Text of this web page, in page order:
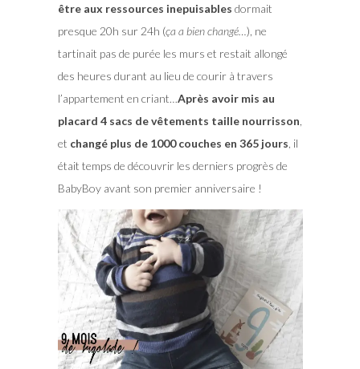
être aux ressources inepuisables dormait
presque 20h sur 24h (ça a bien changé…), ne
tartinait pas de purée les murs et restait allongé
des heures durant au lieu de courir à travers
l’appartement en criant…Après avoir mis au
placard 4 sacs de vêtements taille nourrisson
et changé plus de 1000 couches en 365 jours , il
était temps de découvrir les derniers progrès de
BabyBoy avant son premier anniversaire !